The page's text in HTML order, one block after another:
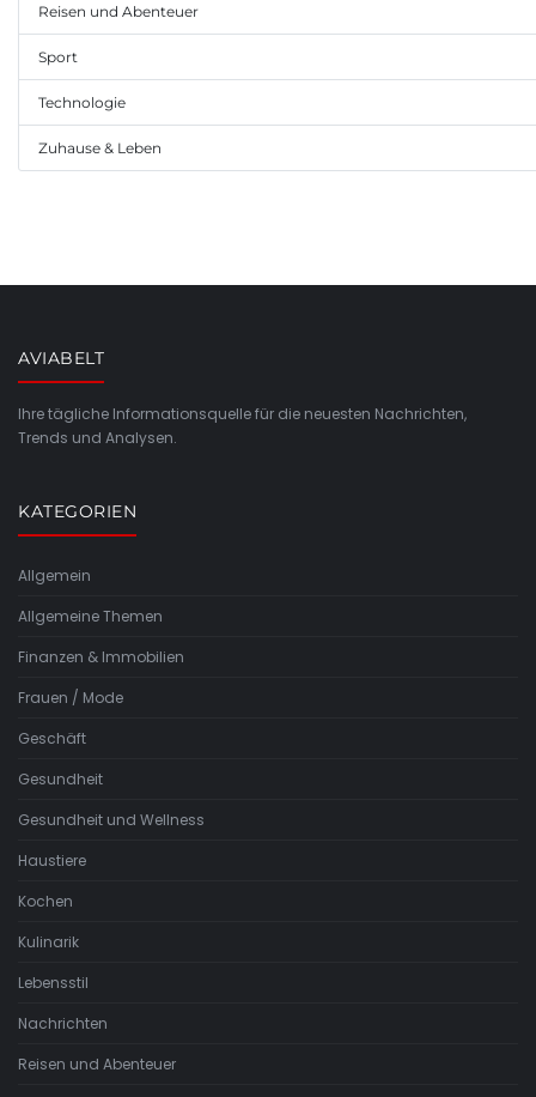
Reisen und Abenteuer
Sport
Technologie
Zuhause & Leben
AVIABELT
Ihre tägliche Informationsquelle für die neuesten Nachrichten,
Trends und Analysen.
KATEGORIEN
Allgemein
Allgemeine Themen
Finanzen & Immobilien
Frauen / Mode
Geschäft
Gesundheit
Gesundheit und Wellness
Haustiere
Kochen
Kulinarik
Lebensstil
Nachrichten
Reisen und Abenteuer